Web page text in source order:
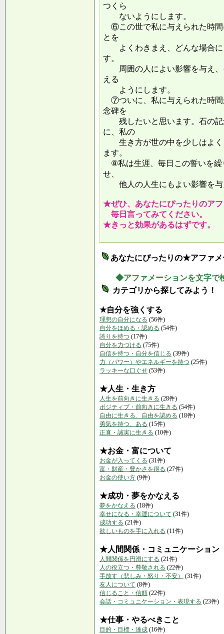
つくら
ないようにします。
⑥この世で私に与えられた時間
とを
よくわきまえ、どんな場合に
す。
周囲の人によい影響を与え、
える
ようにします。
⑦ついに、私に与えられた時間
念碑を
残したいと思います。石の記
に、私の
生き方が世の中を少しはよく
ます。
⑧私は生涯、毎日この誓いを繰
せ、
他人の人生にもよい影響
★ぜひ、あなたにぴったりのア
毎日言ってみてください。
★きっと効果があるはずです。
あなたにぴったりの★アファ
◆アファメーションを文字で
カテゴリから探してみよう！
★自分を強くする
理想の自分になる (56件)
自分をほめる・認める (54件)
誇りを持つ (17件)
自分を力づける (75件)
自信を持つ・自分を信じる (39件)
力（パワー）やエネルギーを持つ (25件)
ラッキーな口ぐせ (53件)
★人生・生き方
人生を前向きに生きる (28件)
ポジティブ・前向きに生きる (54件)
自由に生きる、自由を認める (18件)
勇気を持つ、ある (15件)
正直・誠実に生きる (10件)
★お金・富について
お金が入ってくる (31件)
富・財産・豊かさを得る (27件)
お金の使い方 (9件)
★成功・夢をかなえる
夢をかなえる (18件)
幸せになる・幸運について (31件)
成功する (21件)
欲しいものを手に入れる (11件)
★人間関係・コミュニケーション
人間関係を円滑にする (21件)
人の役立つ・尊敬される (22件)
手放す（悲しみ・怒り・不安）
(31件)
友人について (8件)
信じること・信頼 (22件)
会話・コミュニケーション・表現する (23件)
★仕事・やるべきこと
目的・目標・達成 (16件)